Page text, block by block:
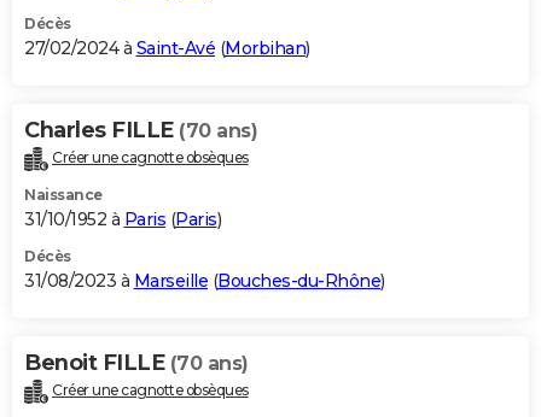
Décès
27/02/2024 à Saint-Avé (Morbihan)
Charles FILLE (70 ans)
Créer une cagnotte obsèques
Naissance
31/10/1952 à Paris (Paris)
Décès
31/08/2023 à Marseille (Bouches-du-Rhône)
Benoit FILLE (70 ans)
Créer une cagnotte obsèques